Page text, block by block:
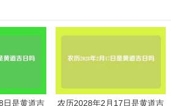
日是黄道吉 农历2028年2月17日是黄道吉